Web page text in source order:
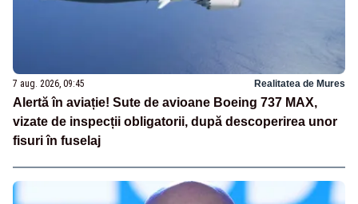
7 aug. 2026, 09:45 Realitatea de Mures
Alertă în aviație! Sute de avioane Boeing 737 MAX,
vizate de inspecții obligatorii, după descoperirea unor
fisuri în fuselaj